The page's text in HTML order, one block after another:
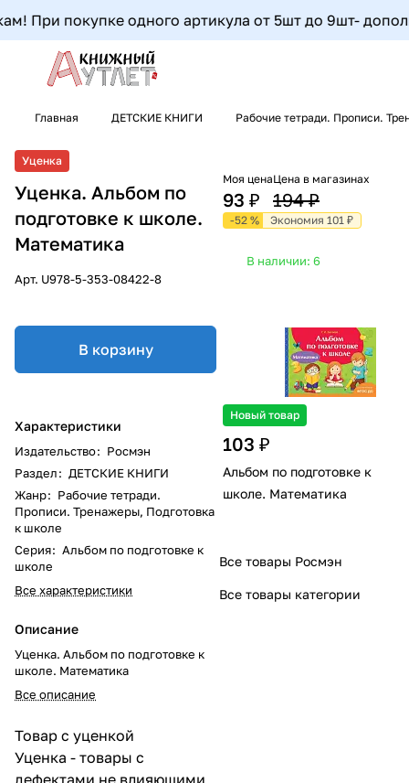
При покупке одного артикула от 5шт до 9шт-
Главная ДЕТСКИЕ КНИГИ Рабочие тетради. Прописи.
Уценка
Уценка. Альбом по
подготовке к школе.
Математика
Арт. U978-5-353-08422-8
В корзину
Характеристики
Издательство: Росмэн
Раздел: ДЕТСКИЕ КНИГИ
Жанр: Рабочие тетради.
Прописи. Тренажеры, Подготовка
к школе
Серия: Альбом по подготовке к
школе
Все характеристики
Описание
Уценка. Альбом по подготовке к
школе. Математика
Все описание
Товар с уценкой
Уценка - товары с
дефектами не влияющими
Моя цена
93 ₽
Цена в магазинах
194 ₽
-52 % Экономия 101 ₽
В наличии: 6
Новый товар
103 ₽
Альбом по подготовке к
школе. Математика
Все товары Росмэн
Все товары категории